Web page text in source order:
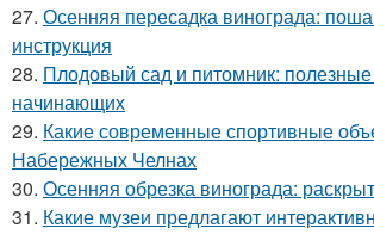
27. Осенняя пересадка винограда:
инструкция
28. Плодовый сад и питомник:
начинающих
29. Какие современные спортивные
Набережных Челнах
30. Осенняя обрезка винограда:
31. Какие музеи предлагают